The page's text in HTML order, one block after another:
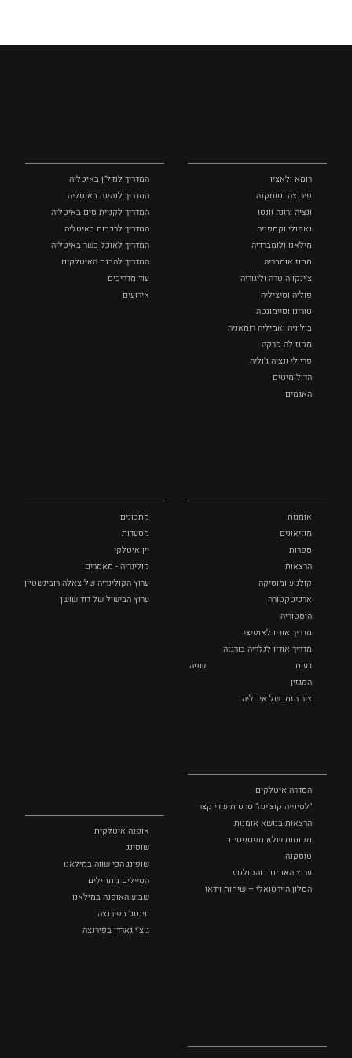
רומא ולאציו
פירנצה וטוסקנה ‏
ונציה ורונה וונטו
נאפולי‏ וקמפניה
מילאנו ולומברדיה
מחוז אומבריה
צ'ינקווה טרה וליגוריה
פוליה וסיציליה ‏
טורינו ופיימונטה
בולוניה ואמיליה רומאניה
מחוז לה מרקה
פריולי ונציה ג'וליה
הדולומיטים
האגמים
המדריך לנדל"ן באיטליה
המדריך לנהיגה באיטליה
המדריך לקניית סים באיטליה
המדריך לרכבות באיטליה
המדריך לאוכל כשר באיטליה
המדריך להבנת האיטלקים
עוד מדריכים
אירועים
אומנות
מוזיאונים
ספרות
הרצאות
קולנוע ומוסיקה
ארכיטקטורה
היסטוריה
מדריך אודיו לאופיצי
מדריך אודיו לגלריה בורגזה
דעות
שפה
המגזין
ציר הזמן של איטליה
מתכונים
מסעדות
יין איטלקי
קולינריה - מאמרים
ערוץ הקולינריה של צאלה רובינשטיין
ערוץ הבישול של דוד שושן
הסדרה איטלקים
"לסינייה קוצ'ינה" סרט תיעודי קצר
הרצאות בנושא אומנות
מקומות שלא מפספסים
טוסקנה
ערוץ האומנות והקולנוע
הסלון הוירטואלי – שיחות וידאו
אופנה איטלקית
שופינג
שופינג הכי שווה במילאנו
הסיילים מתחילים
שבוע האופנה במילאנו
ווינטג' בפירנצה
גוצ'י גארדן בפירנצה